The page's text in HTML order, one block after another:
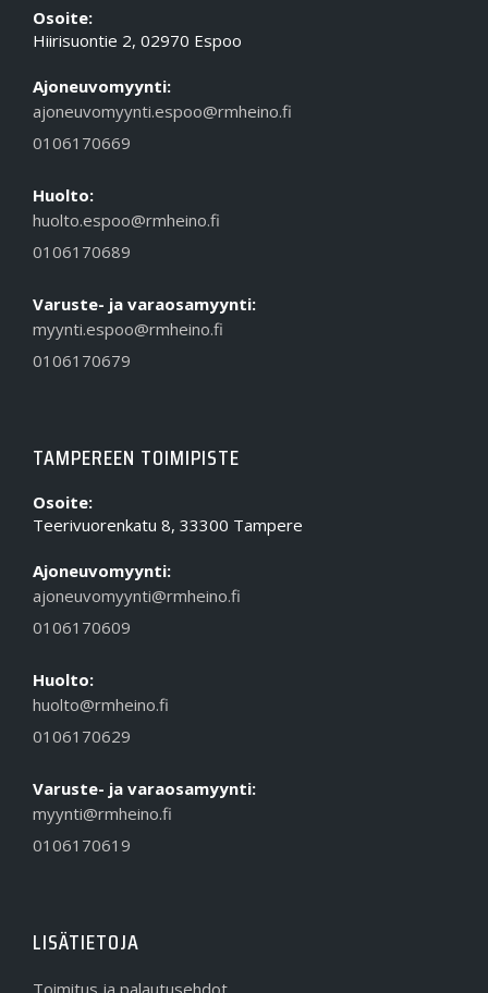
Osoite:
Hiirisuontie 2, 02970 Espoo
Ajoneuvomyynti:
ajoneuvomyynti.espoo@rmheino.fi
0106170669
Huolto:
huolto.espoo@rmheino.fi
0106170689
Varuste- ja varaosamyynti:
myynti.espoo@rmheino.fi
0106170679
TAMPEREEN TOIMIPISTE
Osoite:
Teerivuorenkatu 8, 33300 Tampere
Ajoneuvomyynti:
ajoneuvomyynti@rmheino.fi
0106170609
Huolto:
huolto@rmheino.fi
0106170629
Varuste- ja varaosamyynti:
myynti@rmheino.fi
0106170619
LISÄTIETOJA
Toimitus ja palautusehdot